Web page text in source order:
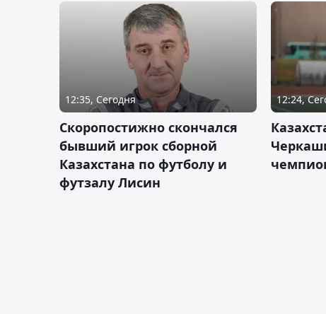
12:35, Сегодня
Скоропостижно скончался
бывший игрок сборной
Казахстана по футболу и
футзалу Лисин
12:24,